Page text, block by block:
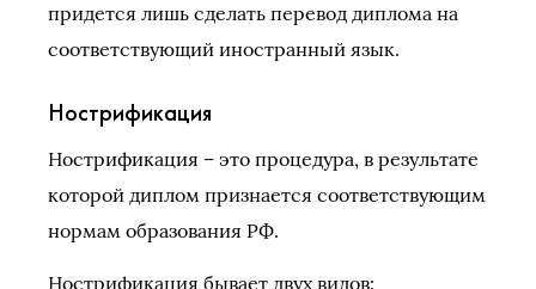
придется лишь сделать перевод диплома на
соответствующий иностранный язык.
Нострификация
Нострификация – это процедура, в результате
которой диплом признается соответствующим
нормам образования РФ.
Нострификация бывает двух видов: